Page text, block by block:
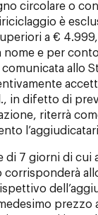
circolare o
è
a €
nome e per
allo
in difetto di
riterrà
di 7 giorni di cui
corrisponderà
prezzo